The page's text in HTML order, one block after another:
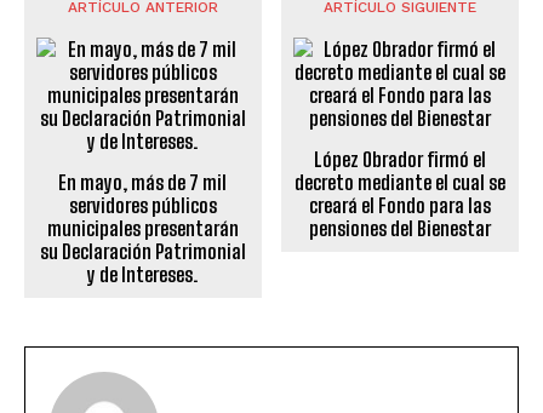
ARTÍCULO ANTERIOR
En mayo, más de 7 mil
servidores públicos
municipales presentarán
su Declaración Patrimonial
y de Intereses.
ARTÍCULO SIGUIENTE
López Obrador firmó el
decreto mediante el cual se
creará el Fondo para las
pensiones del Bienestar